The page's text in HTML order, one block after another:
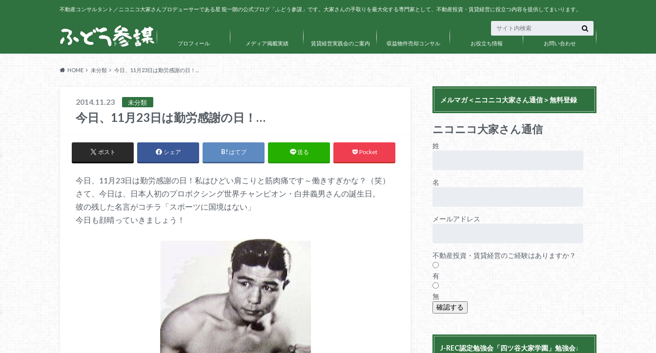
不動産コンサルタント／ニコニコ大家さんプロデューサーである星 龍一朗の公式ブログ「ふどう参謀」です。大家さんの手取りを最大化する専門家として、不動産投資・賃貸経営に役立つ内容を提供してまいります。
トップ プロフィール メディア掲載実績 賃貸経営実践会のご案内 収益物件売却コンサル お役立ち情報 お問い合わせ
HOME 未分類 今日、11月23日は勤労感謝の日！...
2014.11.23 未分類
今日、11月23日は勤労感謝の日！…
ポスト シェア はてブ 送る Pocket
今日、11月23日は勤労感謝の日！私はひどい肩こりと筋肉痛です～働きすぎかな？（笑）
さて、今日は、日本人初のプロボクシング世界チャンピオン・白井義男さんの誕生日。
彼の残した名言がコチラ「スポーツに国境はない」
今日も顔晴っていきましょう！
メルマガ＜ニコニコ大家さん通信＞無料登録
ニコニコ大家さん通信
姓
名
メールアドレス
不動産投資・賃貸経営のご経験はありますか？
有
無
J-REC認定勉強会「四ツ谷大家学園」勉強会↓